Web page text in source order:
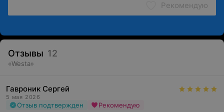
Рекомендую
Отзывы 12
«Westa»
Гавроник Сергей
5 мая 2026
Отзыв подтвержден Рекомендую